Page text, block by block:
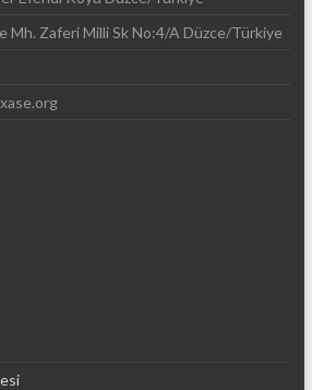
Mh. Zaferi Milli Sk No:4/A Düzce/Türkiye